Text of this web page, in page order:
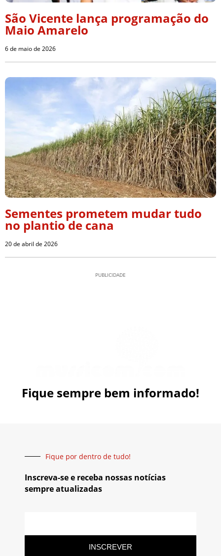
São Vicente lança programação do
Maio Amarelo
6 de maio de 2026
Sementes prometem mudar tudo
no plantio de cana
20 de abril de 2026
PUBLICIDADE
Fique sempre bem informado!
Fique por dentro de tudo!
Inscreva-se e receba nossas notícias
sempre atualizadas
INSCREVER